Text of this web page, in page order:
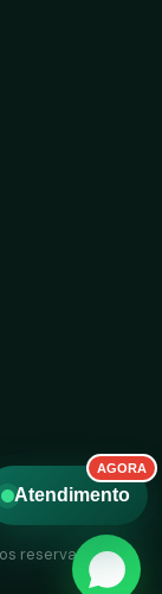
reservados.
Atendimento